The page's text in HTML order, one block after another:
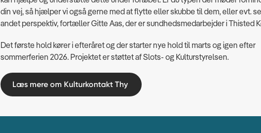
din vej, så hjælper vi også gerne med at flytte eller skubbe til dem, eller evt.
andet perspektiv, fortæller Gitte Aas, der er sundhedsmedarbejder i Thisted
Det første hold kører i efteråret og der starter nye hold til marts og igen efter
sommerferien 2026. Projektet er støttet af Slots- og Kulturstyrelsen.
Læs mere om Kulturkontakt Thy